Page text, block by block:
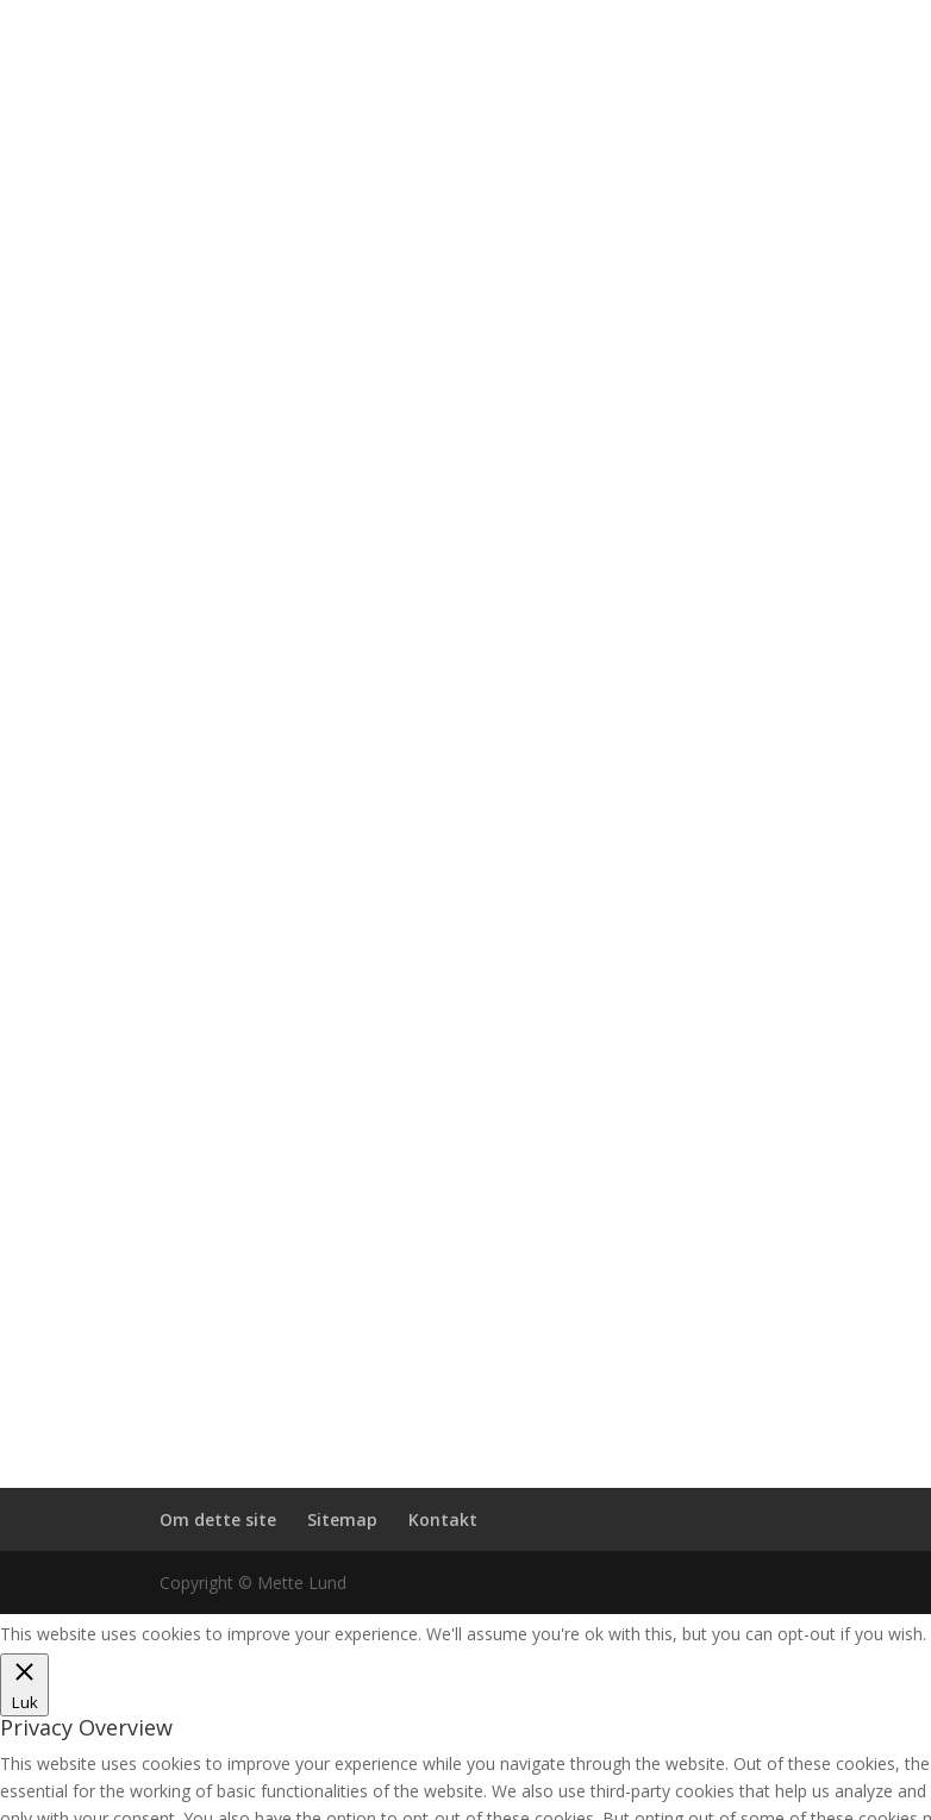
Om dette site Sitemap Kontakt
Copyright © Mette Lund
This website uses cookies to improve your experience. We'll assume you're ok with this, but you can opt-out if you wish.
Luk
Privacy Overview
This website uses cookies to improve your experience while you navigate through the website. Out of these cookies,
essential for the working of basic functionalities of the website. We also use third-party cookies that help us analyze